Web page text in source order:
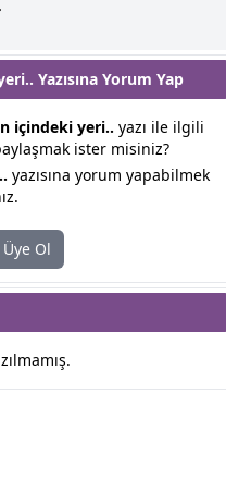
Yazısına Yorum Yap
içindeki yeri.. yazı ile ilgili
ister misiniz?
yazısına yorum yapabilmek
Üye Ol